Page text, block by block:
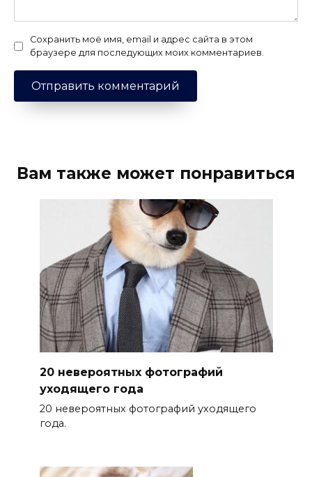
Сохранить моё имя, email и адрес сайта в этом
браузере для последующих моих комментариев.
Вам также может понравиться
20 невероятных фотографий
уходящего года
20 невероятных фотографий уходящего
года.